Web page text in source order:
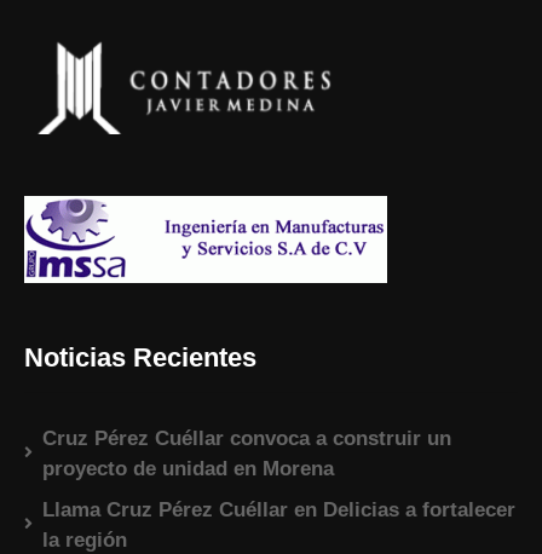
Noticias Recientes
Cruz Pérez Cuéllar convoca a construir un
proyecto de unidad en Morena
Llama Cruz Pérez Cuéllar en Delicias a fortalecer
la región